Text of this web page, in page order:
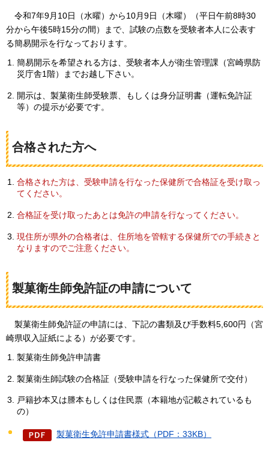
令和7年9月10日（水曜）から10月9日（木曜）（平日午前8時30
分から午後5時15分の間）まで、試験の点数を受験者本人に公表す
る簡易開示を行なっております。
簡易開示を希望される方は、受験者本人が衛生管理課（宮崎県防
災庁舎1階）までお越し下さい。
開示は、製菓衛生師受験票、もしくは身分証明書（運転免許証
等）の提示が必要です。
合格された方へ
合格された方は、受験申請を行なった保健所で合格証を受け取っ
てください。
合格証を受け取ったあとは免許の申請を行なってください。
現住所が県外の合格者は、住所地を管轄する保健所での手続きと
なりますのでご注意ください。
製菓衛生師免許証の申請について
製菓衛生師免許証の申請には、下記の書類及び手数料5,600円（宮
崎県収入証紙による）が必要です。
製菓衛生師免許申請書
製菓衛生師試験の合格証（受験申請を行なった保健所で交付）
戸籍抄本又は謄本もしくは住民票（本籍地が記載されているも
の）
製菓衛生免許申請書様式（PDF：33KB）